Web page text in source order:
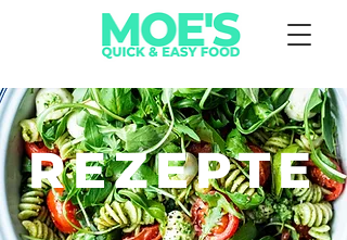
REZEPTE